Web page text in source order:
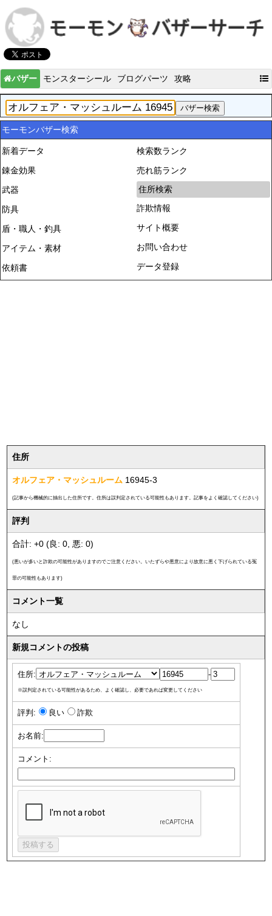
バザー モンスターシール ブログパーツ 攻略
モーモンバザー検索
新着データ
錬金効果
武器
防具
盾・職人・釣具
アイテム・素材
依頼書
検索数ランク
売れ筋ランク
住所検索
詐欺情報
サイト概要
お問い合わせ
データ登録
住所
オルフェア・マッシュルーム 16945-3
(記事から機械的に抽出した住所です。住所は誤判定されている可能性もあります。記事をよく確認してください)
評判
合計: +0 (良: 0, 悪: 0)
(悪いが多いと詐欺の可能性がありますのでご注意ください。いたずらや悪意により故意に悪く下げられている冤
罪の可能性もあります)
コメント一覧
なし
新規コメントの投稿
住所: -
※誤判定されている可能性があるため、よく確認し、必要であれば変更してください
評判: 良い 詐欺
お名前:
コメント: